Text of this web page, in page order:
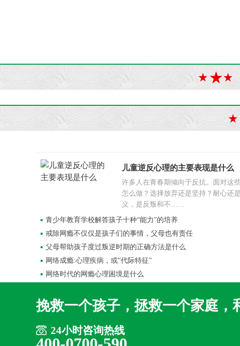
儿童逆反心理的主要表现是什么
许多人在青春期倾向于反抗。面对这
怎么做？选择放弃还是坚持？耐心还
义，是反叛和不……
青少年教育学校解答孩子十种“能力”的培养
戒除网瘾不仅仅是孩子们的事情，父母也有责任
父母帮助孩子度过叛逆时期的正确方法是什么
网络成瘾:心理疾病，或“代际特征”
网络时代的网瘾心理困境是什么
挽救一个孩子，拯救一个家庭，
24小时咨询热线